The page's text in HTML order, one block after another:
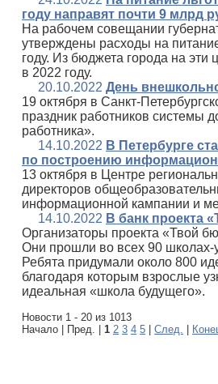
году направят почти 9 млрд
На рабочем совещании
утверждены расходы на
году. Из бюджета города на эти
в 2022 году.
20.10.2022 День
19 октября в
праздник работников системы
работника».
14.10.2022 В Петербурге
по построению
13 октября в Центре
директоров
информационной кампании и
14.10.2022 В банк проекта
Организаторы проекта «Твой
Они прошли во всех 90 школах-
Ребята придумали около 800
благодаря которым взрослые
идеальная «школа будущего».
Новости 1 - 20 из 1013
Начало | Пред. | 1 2 3 4 5 След.